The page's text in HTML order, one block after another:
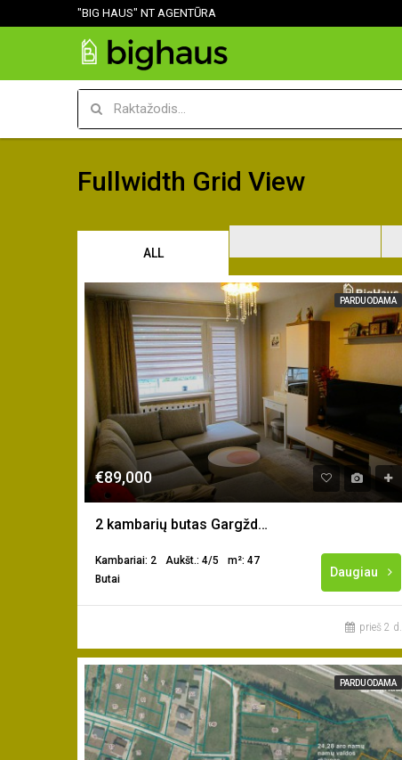
"BIG HAUS" NT AGENTŪRA
Fullwidth Grid View
ALL
PARDUODAMA
€89,000
2 kambarių butas Gargždų m. centre
Kambariai: 2 Aukšt.: 4/5
m²: 47
Butai
Daugiau
prieš 2 d.
PARDUODAMA